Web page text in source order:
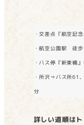
・交差点『航空記
・航空公園駅 徒
・バス停『新東橋
・所沢⇒バス所61
分
詳しい道順は